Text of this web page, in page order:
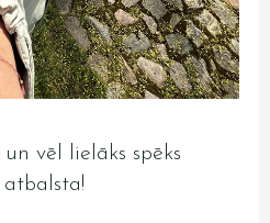
vēl lielāks spēks